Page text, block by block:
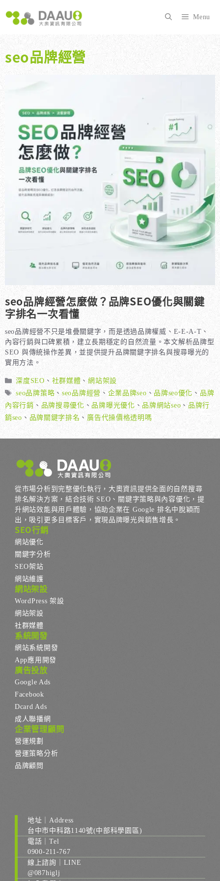
至
內
容
Menu
seo品牌經營
seo品牌經營怎麼做？品牌SEO優化與關鍵
字排名一次看懂
seo品牌經營不只是堆疊關鍵字，而是透過品牌權威、E-E-A-T、
內容行銷與口碑累積，建立長期穩定的自然流量。本文解析品牌型
SEO 與傳統操作差異，並提供提升品牌關鍵字排名與搜尋曝光的
實用方法。
分
深度SEO 、 社群媒體 、網站架設
標
籤
seo品牌策略 、 seo品牌經營 、 企業品牌seo 、 品牌seo優化 、 品牌
內容行銷 、 品牌搜尋優化 、 品牌曝光優化 、 品牌網站seo 、 品牌行
銷seo 、 品牌關鍵字排名 、 廣告代操價格透明嗎
從市場分析到完整優化執行，大奧資訊提供全面的自然搜尋
排名解決方案，結合技術 SEO、關鍵字策略與內容優化，提
升網站效能與用戶體驗，協助企業在 Google 排名中脫穎而
出，吸引更多目標客戶，實現品牌曝光與銷售增長。
SEO行銷
網站優化
關鍵字分析
SEO架站
網站維護
網站架設
WordPress 架設
網站架設
社群媒體
系統開發
網站系統開發
App應用開發
廣告投放
Google Ads
Facebook
Dcard Ads
成人聯播網
企業管理顧問
營運規劃
營運策略分析
品牌顧問
地址｜Address
台中市中科路1140號(中部科學園區)
電話｜Tel
0900-211-767
線上諮詢｜LINE
@087higlj